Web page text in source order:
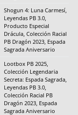
Shogun 4: Luna Carmesí,
Leyendas PB 3.0,
Producto Especial
Drácula, Colección Racial
PB Dragón 2023, Espada
Sagrada Aniversario
Lootbox PB 2025,
Colección Legendaria
Secreta: Espada Sagrada,
Leyendas PB 3.0,
Colección Racial PB
Dragón 2023, Espada
Sagrada Aniversario